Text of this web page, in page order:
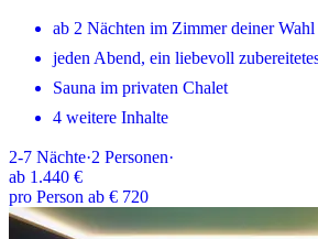
ab 2 Nächten im Zimmer deiner Wahl
jeden Abend, ein liebevoll
Sauna im privaten Chalet
4 weitere Inhalte
2-7 Nächte·2 Personen·
ab 1.440 €
pro Person ab € 720